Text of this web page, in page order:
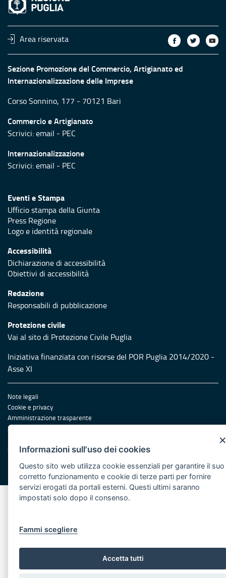
Area riservata
Sezione Promozione del Commercio, Artigianato ed
Internazionalizzazione delle Imprese
Corso Sonnino, 177 - 70121 Bari
Commercio e Artigianato
Scrivici:email - PEC
Internazionalizzazione
Scrivici:email - PEC
Eventi e Stampa
Ufficio stampa della Giunta
Press Regione
Logo e identità regionale
Accessibilità
Dichiarazione di accessibilità
Obiettivi di accessibilità
Redazione
Responsabili di pubblicazione
Protezione civile
Vai al sito di Protezione Civile Puglia
Iniziativa finanziata con risorse del POR Puglia 2014/2020 -
Asse XI
Note legali
Cookie e privacy
Amministrazione trasparente
Atti di notifica
Servizi Intranet
© Regione Puglia
×
Informazioni sull'uso dei cookies
Questo sito web utilizza cookie essenziali per garantire il suo
corretto funzionamento e cookie di terze parti per fornire
servizi erogati da portali esterni. Questi ultimi saranno
impostati solo dopo il consenso.
Fammi scegliere
Accetta tutti